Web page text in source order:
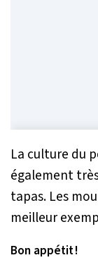
La culture du
également
tapas. Les
meilleur
Bon appétit !